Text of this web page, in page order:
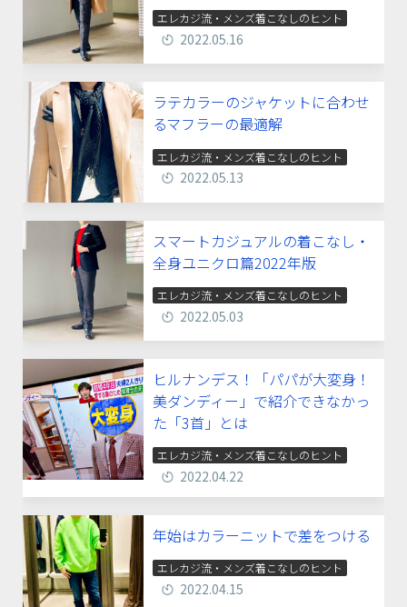
エレカジ流・メンズ着こなしのヒント
2022.05.16
ラテカラーのジャケットに合わせ
るマフラーの最適解
エレカジ流・メンズ着こなしのヒント
2022.05.13
スマートカジュアルの着こなし・
全身ユニクロ篇2022年版
エレカジ流・メンズ着こなしのヒント
2022.05.03
ヒルナンデス！「パパが大変身！
美ダンディー」で紹介できなかっ
た「3首」とは
エレカジ流・メンズ着こなしのヒント
2022.04.22
年始はカラーニットで差をつける
エレカジ流・メンズ着こなしのヒント
2022.04.15